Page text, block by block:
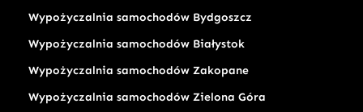
Wypożyczalnia samochodów Bydgoszcz
Wypożyczalnia samochodów Białystok
Wypożyczalnia samochodów Zakopane
Wypożyczalnia samochodów Zielona Góra